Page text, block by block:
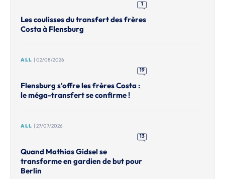
1
Les coulisses du transfert des frères
Costa à Flensburg
ALL | 02/08/2026
19
Flensburg s'offre les frères Costa :
le méga-transfert se confirme !
ALL | 27/07/2026
13
Quand Mathias Gidsel se
transforme en gardien de but pour
Berlin